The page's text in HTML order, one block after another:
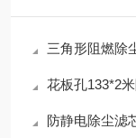
三角形阻燃除
花板孔133*2
防静电除尘滤芯